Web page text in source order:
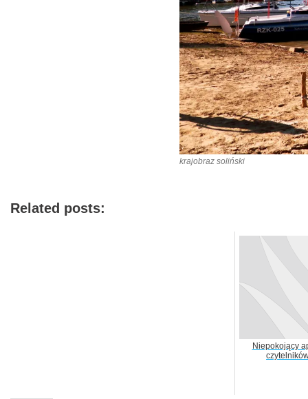
krajobraz soliński
Related posts:
Niepokojący